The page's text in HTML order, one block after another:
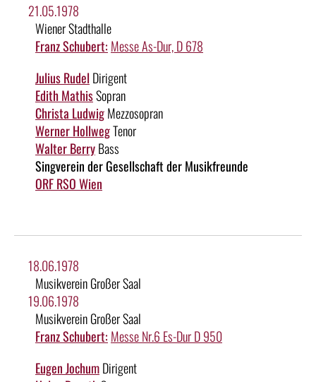
21.05.1978
Wiener Stadthalle
Franz Schubert: Messe As-Dur, D 678
Julius Rudel Dirigent
Edith MathisSopran
Christa LudwigMezzosopran
Werner HollwegTenor
Walter BerryBass
Singverein der Gesellschaft der Musikfreunde
ORF RSO Wien
18.06.1978
Musikverein Großer Saal
19.06.1978
Musikverein Großer Saal
Franz Schubert: Messe Nr.6 Es-Dur D 950
Eugen JochumDirigent